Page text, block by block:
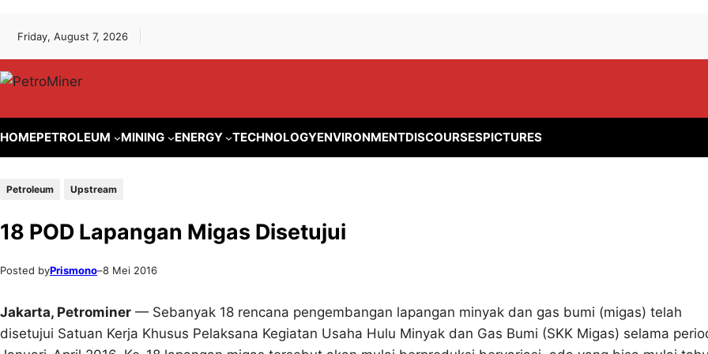
Friday, August 7, 2026
HOMEPETROLEUM MINING ENERGY TECHNOLOGYENVIRONMENTDISCOURSESPICTURES
Petroleum Upstream
18 POD Lapangan Migas Disetujui
Posted byPrismono–8 Mei 2016
Jakarta, Petrominer — Sebanyak 18 rencana pengembangan lapangan minyak dan gas bumi (migas) telah
disetujui Satuan Kerja Khusus Pelaksana Kegiatan Usaha Hulu Minyak dan Gas Bumi (SKK Migas) selama